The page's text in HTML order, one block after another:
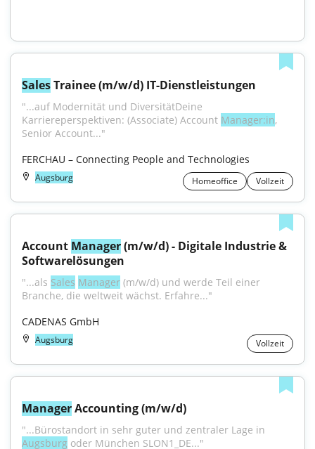
Sales Trainee (m/w/d) IT-Dienstleistungen
"...auf Modernität und DiversitätDeine
Karriereperspektiven: (Associate) Account Manager:in,
Senior Account..."
FERCHAU – Connecting People and Technologies
Augsburg Homeoffice Vollzeit
Account Manager (m/w/d) - Digitale Industrie &
Softwarelösungen
"...als Sales Manager (m/w/d) und werde Teil einer
Branche, die weltweit wächst. Erfahre..."
CADENAS GmbH
Augsburg Vollzeit
Manager Accounting (m/w/d)
Augsburg oder München SLON1_DE..."